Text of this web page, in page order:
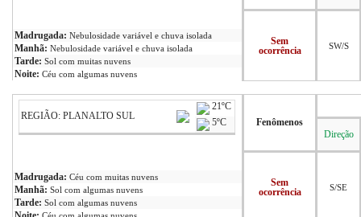
Sem
ocorrência
SW/S
Madrugada: Nebulosidade variável e chuva isolada
Manhã: Nebulosidade variável e chuva isolada
Tarde: Sol com muitas nuvens
Noite: Céu com algumas nuvens
REGIÃO: PLANALTO SUL
21ºC
5ºC
Fenômenos
Direção
Sem
ocorrência
S/SE
Madrugada: Céu com muitas nuvens
Manhã: Sol com algumas nuvens
Tarde: Sol com algumas nuvens